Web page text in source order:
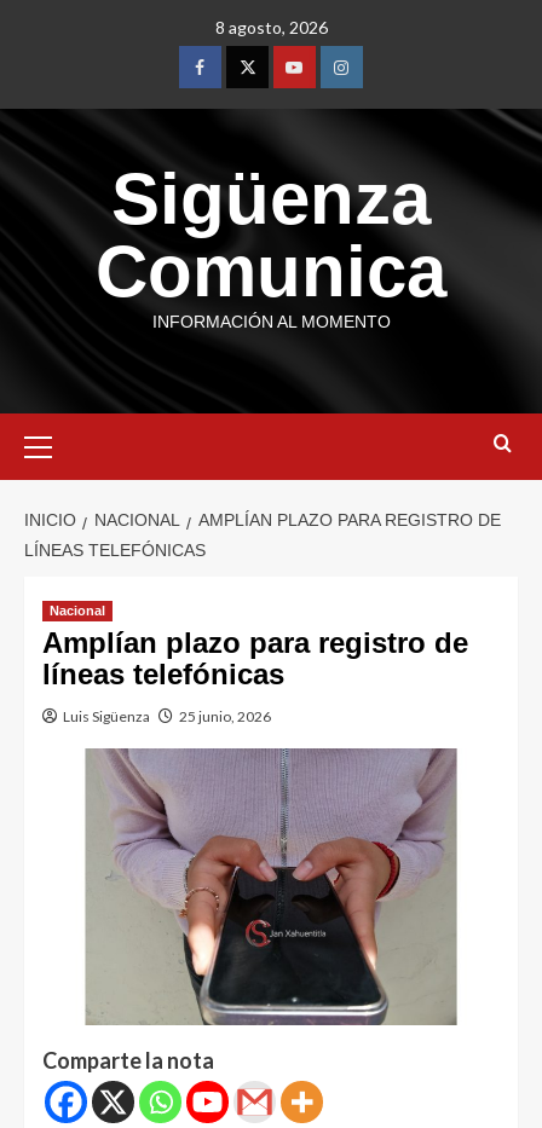
8 agosto, 2026
Sigüenza
Comunica
INFORMACIÓN AL MOMENTO
INICIO NACIONAL
AMPLÍAN PLAZO PARA REGISTRO DE
LÍNEAS TELEFÓNICAS
Nacional
Amplían plazo para registro de
líneas telefónicas
Luis Sigüenza 25 junio, 2026
Comparte la nota